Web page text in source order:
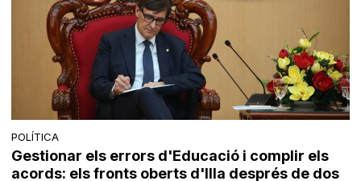
POLÍTICA
Gestionar els errors d'Educació i complir els
acords: els fronts oberts d'Illa després de dos